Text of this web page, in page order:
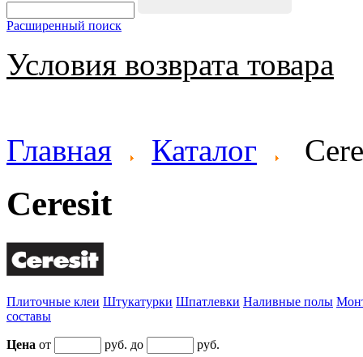
Расширенный поиск
Условия возврата товара
Главная Каталог
Ceresit
Плиточные клеи Штукатурки Шпатлевки Наливные полы
составы
Цена от руб. до руб.